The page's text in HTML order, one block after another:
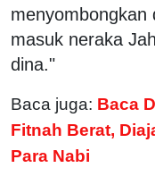
menyombongkan
masuk neraka
dina."
Baca juga: Baca
Fitnah Berat,
Para Nabi